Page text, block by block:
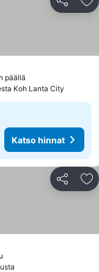
Jaa
päällä
Koh Lanta City
Katso hinnat
Jaa